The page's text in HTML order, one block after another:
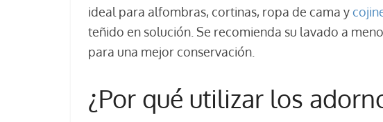
ideal para alfombras, cortinas, ropa de cama y
teñido en solución. Se recomienda su lavado a
para una mejor conservación.
¿Por qué utilizar los